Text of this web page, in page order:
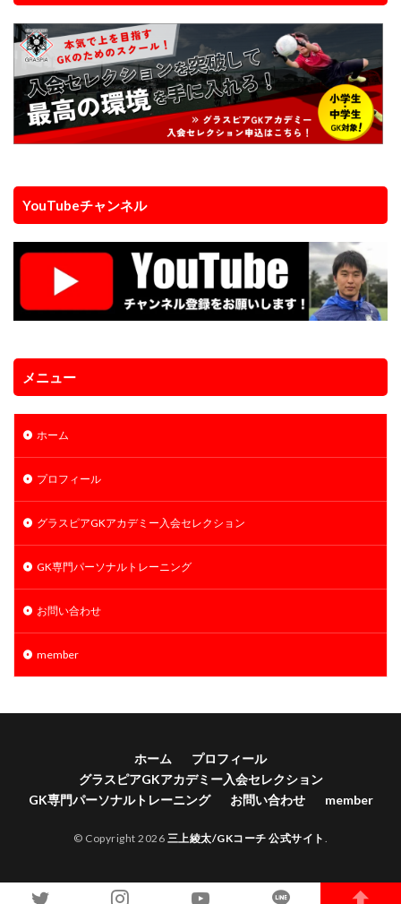
YouTubeチャンネル
メニュー
ホーム
プロフィール
グラスピアGKアカデミー入会セレクション
GK専門パーソナルトレーニング
お問い合わせ
member
ホーム
プロフィール
グラスピアGKアカデミー入会セレクション
GK専門パーソナルトレーニング
お問い合わせ member
© Copyright 2026 三上綾太/GKコーチ 公式サイト
考える
肘当て
膝当て
航空公園
苦手克服 褒める
西川周作
西武新宿線
西武池袋線 記憶
試行錯誤
課題克服
負けず嫌い
責任ゾーン
起き上がり方
蹴る 身体能力
逆足
運動能力
適度な運動量
間食
関東 関東GKキャンプ 集中力
静岡
静視力
頭のプレースピード 食事
高円宮杯
魂の守護神
鹿児島
鹿島アントラーズ
鹿島アントラーズジュニアユース
鹿島学園
検索